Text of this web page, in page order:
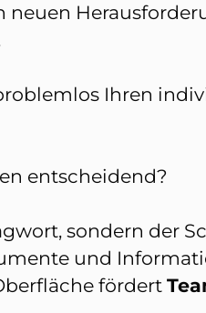
Ihren
entscheidend?
sondern der
und
fördert